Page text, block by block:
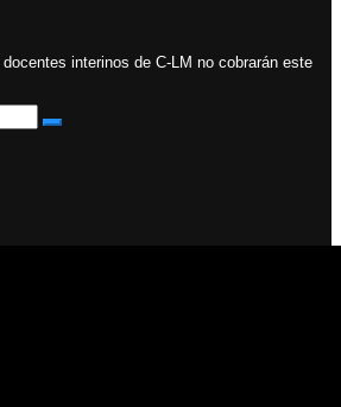
interinos de C-LM no cobrarán este